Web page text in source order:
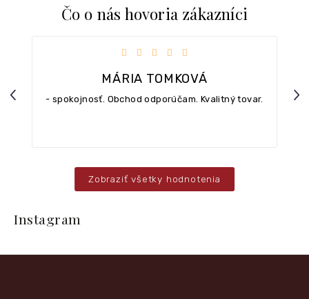
Čo o nás hovoria zákazníci
Previous
MÁRIA TOMKOVÁ
Hodnotenie obchodu je 5 z 5 hviezdičiek.
- spokojnosť. Obchod odporúčam. Kvalitný tovar.
Zobraziť všetky hodnotenia
t
Instagram